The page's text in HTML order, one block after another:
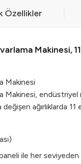
Özellikler
Makinesi,
Makinesi
endüstriyel
değişen
ile her seviyeden